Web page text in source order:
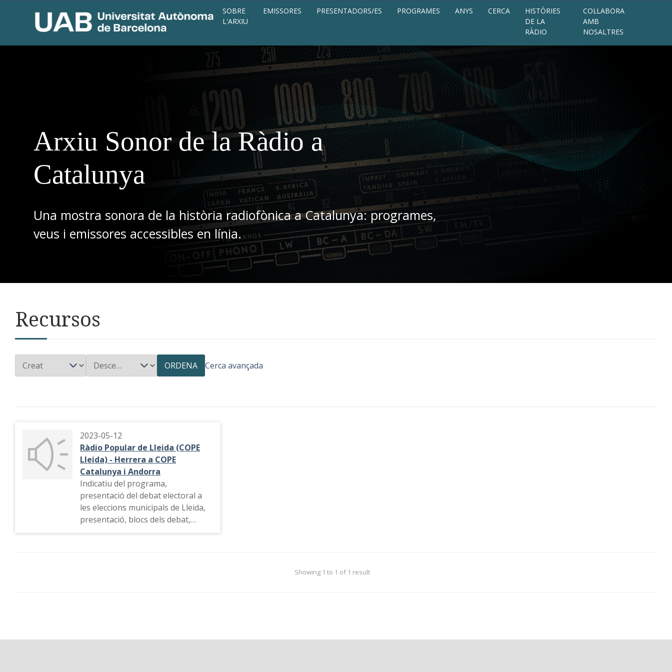
SOBRE
L'ARXIU
EMISSORES PRESENTADORS/ES PROGRAMES ANYS CERCA
HISTÒRIES
DE LA
RÀDIO
COL·LABORA
AMB
NOSALTRES
Arxiu Sonor de la Ràdio a
Catalunya
Una mostra sonora de la història radiofònica a Catalunya: programes,
veus i emissores accessibles en línia.
Recursos
ORDENA Cerca avançada
2023-05-12
Ràdio Popular de Lleida (COPE
Lleida) - Herrera a COPE
Catalunya i Andorra
Indicatiu del programa,
presentació del debat electoral a
les eleccions municipals de Lleida,
presentació, blocs dels debat,
candidats que participen
Showing 1 to 1 of 1 result